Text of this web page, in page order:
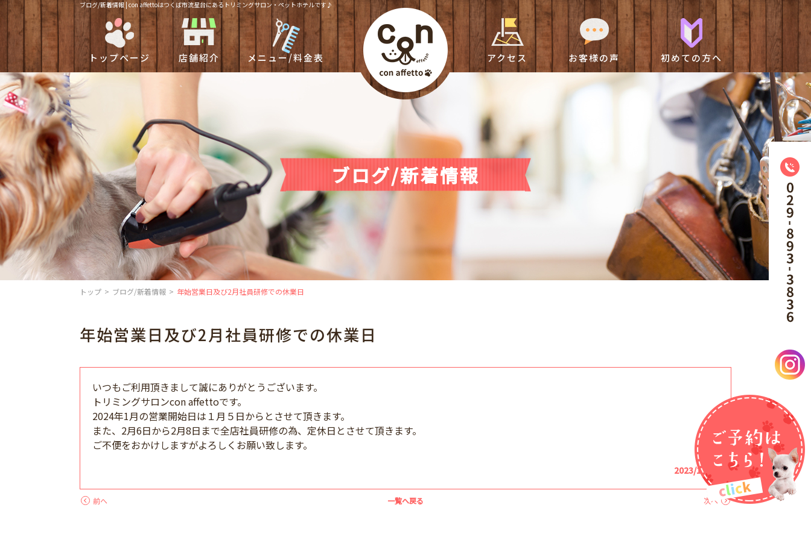
ブログ/新着情報 | con affettoはつくば市流星台にあるトリミングサロン・ペットホテルです♪
トップページ 店舗紹介 メニュー/料金表 アクセス お客様の声 初めての方へ
ブログ/新着情報
トップ ブログ/新着情報 年始営業日及び2月社員研修での休業日
年始営業日及び2月社員研修での休業日
いつもご利用頂きまして誠にありがとうございます。
トリミングサロンcon affettoです。
2024年1月の営業開始日は１月５日からとさせて頂きます。
また、2月6日から2月8日まで全店社員研修の為、定休日とさせて頂きます。
ご不便をおかけしますがよろしくお願い致します。
2023/12/24
前へ 一覧へ戻る 次へ